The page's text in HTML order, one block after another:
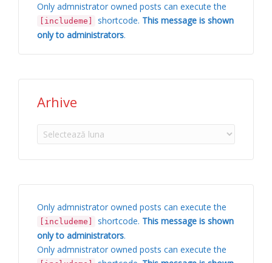
Only admnistrator owned posts can execute the
[includeme] shortcode. This message is shown
only to administrators.
Arhive
Arhive
Only admnistrator owned posts can execute the
[includeme] shortcode. This message is shown
only to administrators.
Only admnistrator owned posts can execute the